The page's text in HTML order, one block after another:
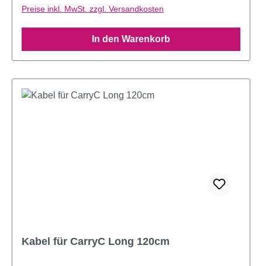
Preise inkl. MwSt. zzgl. Versandkosten
In den Warenkorb
Kabel für CarryC Long 120cm